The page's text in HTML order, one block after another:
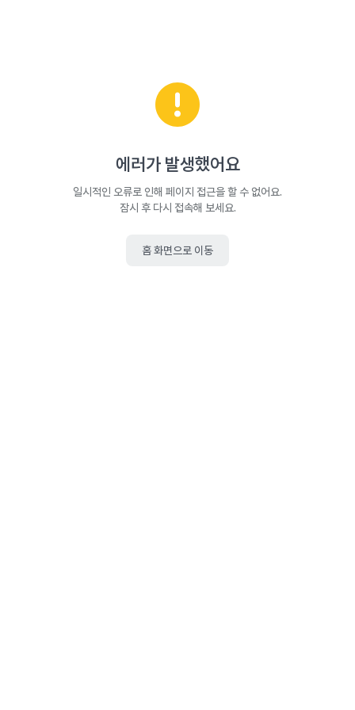
에러가 발생했어요
일시적인 오류로 인해 페이지 접근을 할 수 없어요.
잠시 후 다시 접속해 보세요.
홈 화면으로 이동